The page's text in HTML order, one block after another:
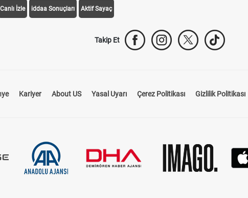
Canlı İzle iddaa Sonuçları Aktif Sayaç
Takip Et
Kariyer About US Yasal Uyarı Çerez Politikası Gizlilik Politikası